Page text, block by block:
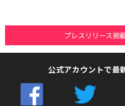
プレスリリース掲
公式アカウントで最